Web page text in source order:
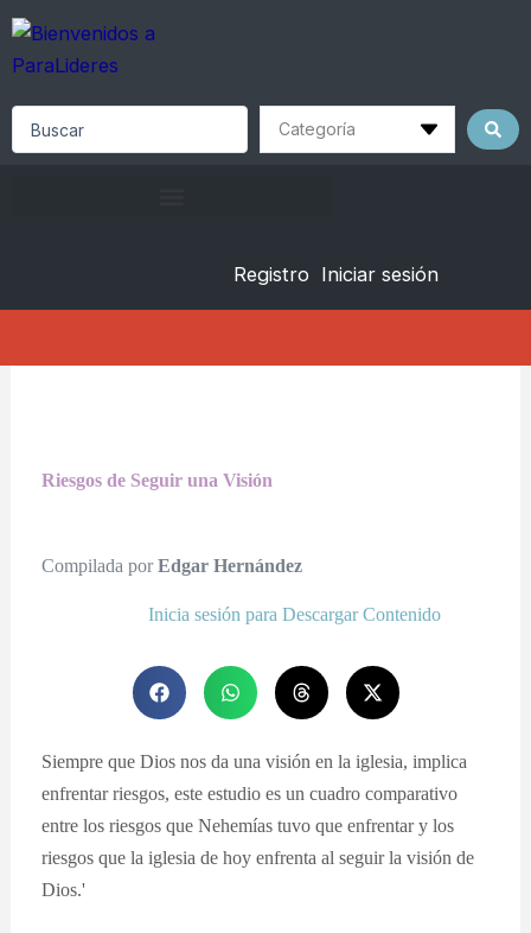
Skip
content
Registro Iniciar sesión
Riesgos de Seguir una Visión
Compilada porEdgar Hernández
Inicia sesión para Descargar Contenido
Siempre que Dios nos da una visión en la iglesia, implica
enfrentar riesgos, este estudio es un cuadro comparativo
entre los riesgos que Nehemías tuvo que enfrentar y los
riesgos que la iglesia de hoy enfrenta al seguir la visión de
Dios.'